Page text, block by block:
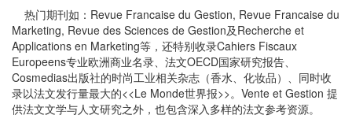
热门期刊如：Revue Francaise du Gestion, Revue Francaise du
Marketing, Revue des Sciences de Gestion及Recherche et
Applications en Marketing等，还特别收录Cahiers Fiscaux
Europeens专业欧洲商业名录、法文OECD国家研究报告、
Cosmedias出版社的时尚工业相关杂志（香水、化妆品）、同时收
录以法文发行量最大的<<Le Monde世界报>>。Vente et Gestion 提
供法文文学与人文研究之外，也包含深入多样的法文参考资源。